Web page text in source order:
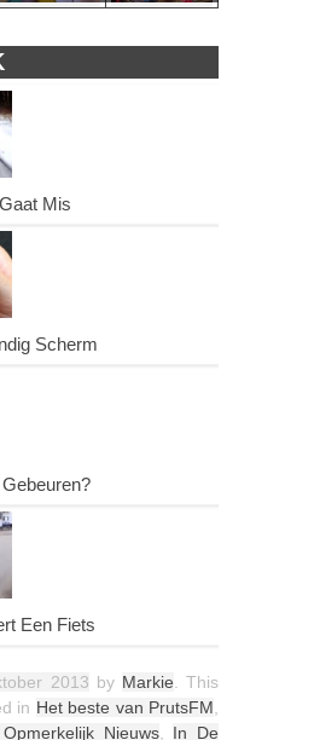
Mis
Scherm
Een Fiets
2013 by Markie . This
in Het beste van PrutsFM
Nieuws, In De